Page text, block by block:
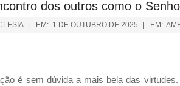
dos outros como o
EM: 1 DE OUTUBRO DE 2025 EM:
é sem dúvida a mais bela das